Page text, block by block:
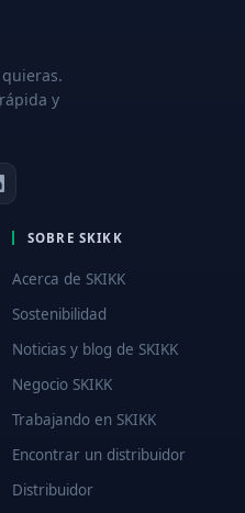
y
SOBRE SKIKK
Acerca de SKIKK
Sostenibilidad
Noticias y blog de SKIKK
Negocio SKIKK
Trabajando en SKIKK
Encontrar un distribuidor
Distribuidor